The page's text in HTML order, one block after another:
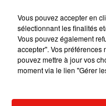
7
Vous pouvez accepter en
sélectionnant les finalités
Vous pouvez également
accepter". Vos préférences
pouvez mettre à jour vos
moment via le lien "Gérer